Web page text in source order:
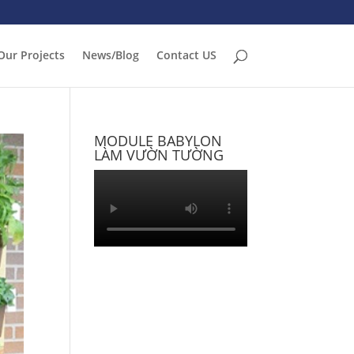
Projects News/Blog Contact US
MODULE BABYLON
LÀM VƯỜN TƯỜNG